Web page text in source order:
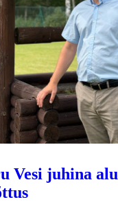
Vesi juhina